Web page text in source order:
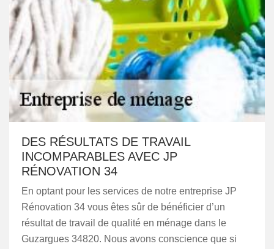
DES RÉSULTATS DE TRAVAIL
INCOMPARABLES AVEC JP
RÉNOVATION 34
En optant pour les services de notre entreprise JP
Rénovation 34 vous êtes sûr de bénéficier d’un
résultat de travail de qualité en ménage dans le
Guzargues 34820. Nous avons conscience que si